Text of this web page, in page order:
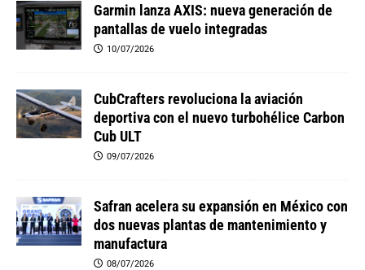
Garmin lanza AXIS: nueva generación de
pantallas de vuelo integradas
10/07/2026
CubCrafters revoluciona la aviación
deportiva con el nuevo turbohélice Carbon
Cub ULT
09/07/2026
Safran acelera su expansión en México con
dos nuevas plantas de mantenimiento y
manufactura
08/07/2026